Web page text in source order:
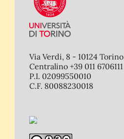
Via Verdi, 8 - 10124 Torino
Centralino +39 011 6706111
P.I. 02099550010
C.F. 80088230018